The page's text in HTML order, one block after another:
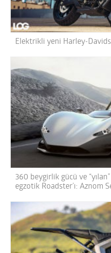
Elektrikli yeni Harley-
360 beygirlik gücü ve
egzotik Roadster’ı: Aznom